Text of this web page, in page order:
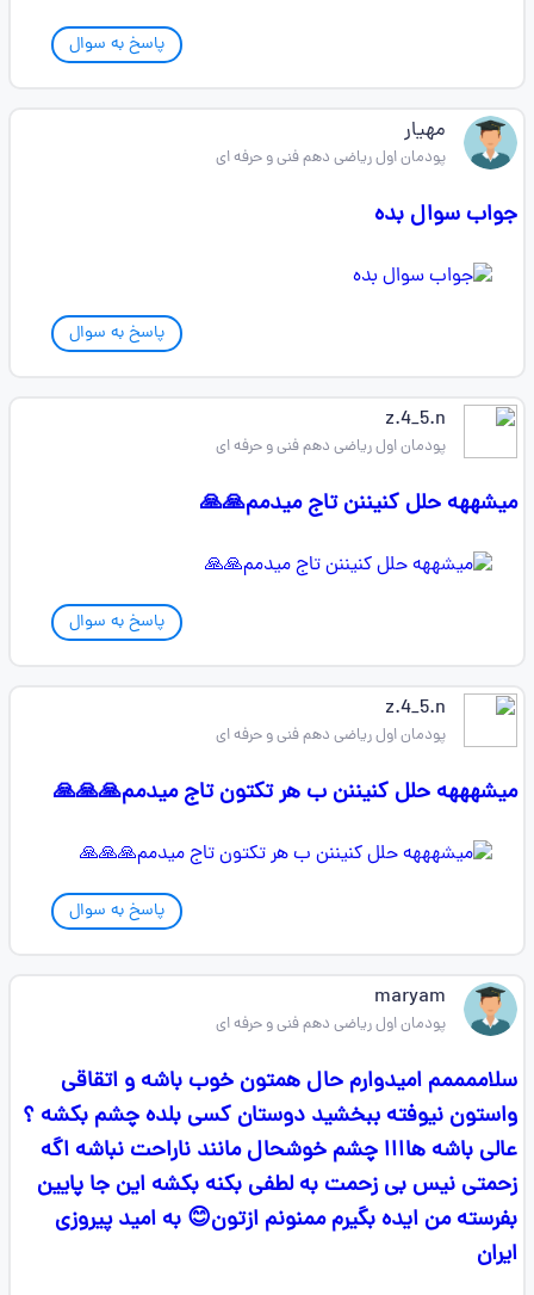
پاسخ به سوال
مهیار
پودمان اول ریاضی دهم فنی و حرفه ای
جواب سوال بده
پاسخ به سوال
z.4_5.n
پودمان اول ریاضی دهم فنی و حرفه ای
میشههه حلل کنیننن تاج میدمم🙏🙏
پاسخ به سوال
z.4_5.n
پودمان اول ریاضی دهم فنی و حرفه ای
میشهههه حلل کنیننن ب هر تکتون تاج میدمم🙏🙏🙏
پاسخ به سوال
maryam
پودمان اول ریاضی دهم فنی و حرفه ای
سلاممممم امیدوارم حال همتون خوب باشه و اتقاقی
واستون نیوفته ببخشید دوستان کسی بلده چشم بکشه ؟
عالی باشه هاااا چشم خوشحال مانند ناراحت نباشه اگه
زحمتی نیس بی زحمت به لطفی بکنه بکشه این جا پایین
بفرسته من ایده بگیرم ممنونم ازتون😊 به امید پیروزی
ایران